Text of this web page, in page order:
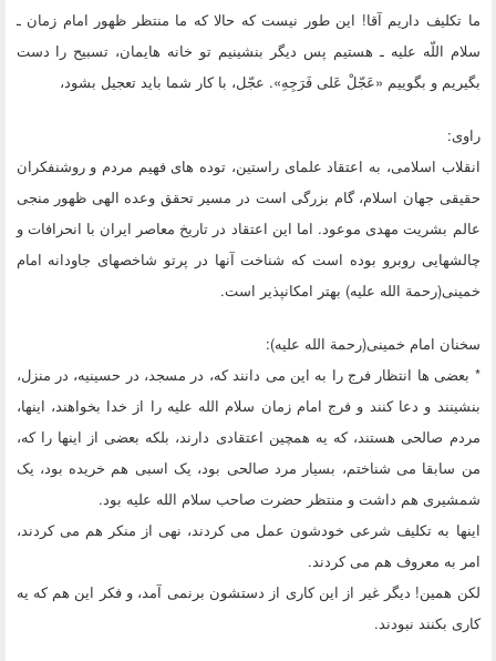
ما تکلیف داریم آقا! این طور نیست که حالا که ما منتظر ظهور امام زمان ـ
سلام اللّه‏ علیه ـ هستیم پس دیگر بنشینیم تو خانه ‏هایمان، تسبیح را دست
بگیریم و بگوییم «عَجّلْ عَلی فَرَجِهِ». عجّل، با کار شما باید تعجیل بشود،
راوی:
انقلاب اسلامی، به اعتقاد علمای راستین، توده های فهیم مردم و روشنفکران
حقیقی جهان اسلام، گام بزرگی است در مسیر تحقق وعده الهی ظهور منجی
عالم بشریت مهدی موعود. اما این اعتقاد در تاریخ معاصر ایران با انحرافات و
چالشهایی روبرو بوده است که شناخت آنها در پرتو شاخصهای جاودانه امام
خمینی(رحمة الله علیه) بهتر امکانپذیر است.
سخنان امام خمینی(رحمة الله علیه):
* بعضی ها انتظار فرج را به این می دانند که، در مسجد، در حسینیه، در منزل،
بنشینند و دعا کنند و فرج امام زمان سلام الله علیه را از خدا بخواهند، اینها،
مردم صالحی هستند، که یه همچین اعتقادی دارند، بلکه بعضی از اینها را که،
من سابقا می شناختم، بسیار مرد صالحی بود، یک اسبی هم خریده بود، یک
شمشیری هم داشت و منتظر حضرت صاحب سلام الله علیه بود.
اینها به تکلیف شرعی خودشون عمل می کردند، نهی از منکر هم می کردند،
امر به معروف هم می کردند.
لکن همین! دیگر غیر از این کاری از دستشون برنمی آمد، و فکر این هم که یه
کاری بکنند نبودند.